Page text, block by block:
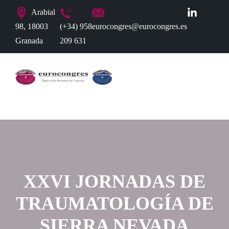
Arabial
98, 18003
Granada
(+34) 958
209 631
eurocongres@eurocongres.es
XXVI JORNADAS DE
TRAUMATOLOGÍA DE